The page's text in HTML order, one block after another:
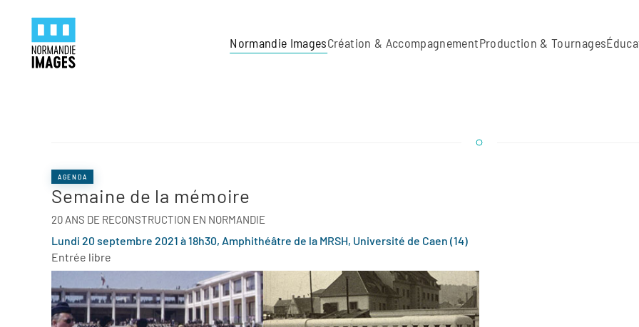
Skip to main content
Normandie ImagesCréation & AccompagnementProduction & Tournages
AGENDA
Semaine de la mémoire
20 ANS DE RECONSTRUCTION EN NORMANDIE
Lundi 20 septembre 2021 à 18h30, Amphithéâtre de la MRSH, Université de Caen (14)
Entrée libre